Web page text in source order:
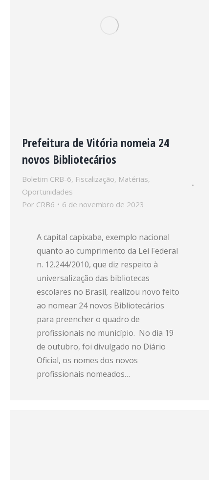
Prefeitura de Vitória nomeia 24
novos Bibliotecários
Boletim CRB-6, Fiscalização, Matérias,
Oportunidades
Por CRB6 6 de novembro de 2023
A capital capixaba, exemplo nacional
quanto ao cumprimento da Lei Federal
n. 12.244/2010, que diz respeito à
universalização das bibliotecas
escolares no Brasil, realizou novo feito
ao nomear 24 novos Bibliotecários
para preencher o quadro de
profissionais no município. No dia 19
de outubro, foi divulgado no Diário
Oficial, os nomes dos novos
profissionais nomeados…